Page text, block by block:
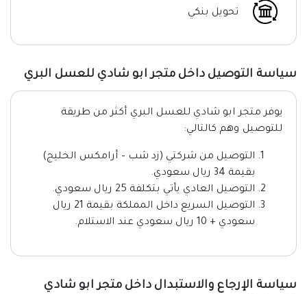
تحويل بنكي
سياسة التوصيل داخل متجر ابو شادي للعسل البري
يوفر متجر ابو شادي للعسل البري أكثر من طريقة
للتوصيل وهم كالتالي:
التوصيل من شركتي (زد شب – أرامكس الخليج)
بقيمة 34 ريال سعودي.
التوصيل العادي يأتي بتكلفة 25 ريال سعودي.
التوصيل السريع داخل المملكة بقيمة 21 ريال
سعودي + 10 ريال سعودي عند الاستلام.
سياسة الإرجاع والاستبدال داخل متجر ابو شادي